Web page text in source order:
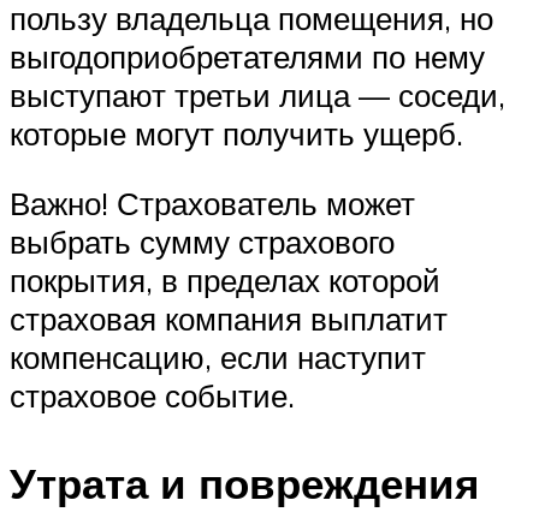
пользу владельца помещения, но
выгодоприобретателями по нему
выступают третьи лица — соседи,
которые могут получить ущерб.
Важно! Страхователь может
выбрать сумму страхового
покрытия, в пределах которой
страховая компания выплатит
компенсацию, если наступит
страховое событие.
Утрата и повреждения